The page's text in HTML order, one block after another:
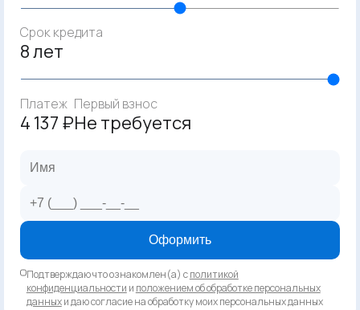
Срок кредита
8 лет
Платеж
4 137 ₽
Первый взнос
Не требуется
Оформить
Подтверждаю что ознакомлен(а) сполитикой
конфиденциальности и положением об обработке персональных
данныхи даю согласие на обработку моих персональных данных